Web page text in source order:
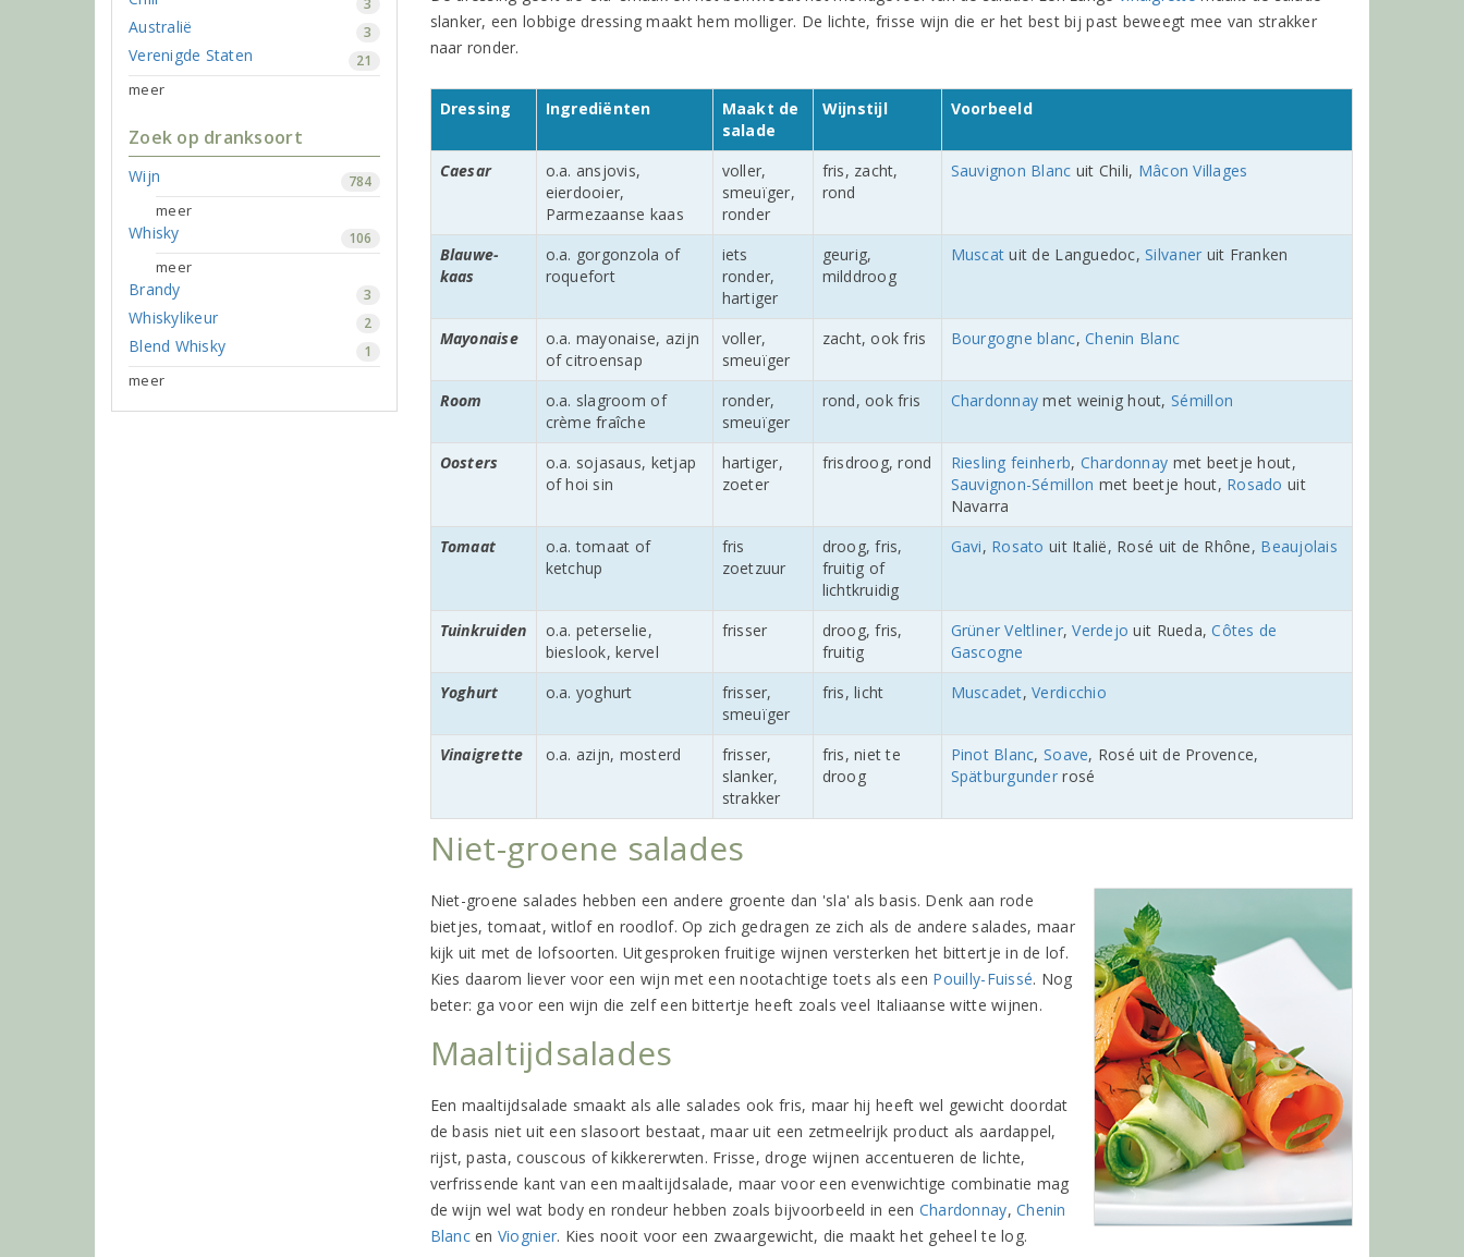
Australië 3
Verenigde Staten 21
meer
Zoek op dranksoort
Wijn 784
meer
Whisky 106
meer
Brandy 3
Whiskylikeur 2
Blend Whisky 1
meer
slanker, een lobbige dressing maakt hem molliger. De lichte, frisse wijn die er het best bij past beweegt mee van strakker
naar ronder.
Dressing Ingrediënten
Maakt de
salade
Wijnstijl Voorbeeld
Caesar
o.a. ansjovis,
eierdooier,
Parmezaanse kaas
voller,
smeuïger,
ronder
fris, zacht,
rond
Sauvignon Blanc uit Chili, Mâcon Villages
Blauwe-
kaas
o.a. gorgonzola of
roquefort
iets
ronder,
hartiger
geurig,
milddroog
Muscatuit de Languedoc, Silvaner uit Franken
Mayonaise
o.a. mayonaise, azijn
of citroensap
voller,
smeuïger
zacht, ook fris Bourgogne blanc,Chenin Blanc
Room
o.a. slagroom of
crème fraîche
ronder,
smeuïger
rond, ook fris Chardonnaymet weinig hout, Sémillon
Oosters
o.a. sojasaus, ketjap
of hoi sin
hartiger,
zoeter
frisdroog, rond Riesling feinherb, Chardonnay met beetje hout,
Sauvignon-Sémillon met beetje hout, Rosado uit
Navarra
Tomaat
o.a. tomaat of
ketchup
fris
zoetzuur
droog, fris,
fruitig of
lichtkruidig
Gavi, Rosato uit Italië, Rosé uit de Rhône, Beaujolais
Tuinkruiden
o.a. peterselie,
bieslook, kervel
frisser
droog, fris,
fruitig
Grüner Veltliner,Verdejouit Rueda,Côtes de
Gascogne
Yoghurt
o.a. yoghurt
frisser,
smeuïger
fris, licht Muscadet,Verdicchio
Vinaigrette o.a. azijn, mosterd
frisser,
slanker,
strakker
fris, niet te
droog
Pinot Blanc, Soave, Rosé uit de Provence,
Spätburgunderrosé
Niet-groene salades
Niet-groene salades hebben een andere groente dan 'sla' als basis. Denk aan rode
bietjes, tomaat, witlof en roodlof. Op zich gedragen ze zich als de andere salades, maar
kijk uit met de lofsoorten. Uitgesproken fruitige wijnen versterken het bittertje in de lof.
Kies daarom liever voor een wijn met een nootachtige toets als een Pouilly-Fuissé. Nog
beter: ga voor een wijn die zelf een bittertje heeft zoals veel Italiaanse witte wijnen.
Maaltijdsalades
Een maaltijdsalade smaakt als alle salades ook fris, maar hij heeft wel gewicht doordat
de basis niet uit een slasoort bestaat, maar uit een zetmeelrijk product als aardappel,
rijst, pasta, couscous of kikkererwten. Frisse, droge wijnen accentueren de lichte,
verfrissende kant van een maaltijdsalade, maar voor een evenwichtige combinatie mag
de wijn wel wat body en rondeur hebben zoals bijvoorbeeld in een Chardonnay,Chenin
Blancen Viognier. Kies nooit voor een zwaargewicht, die maakt het geheel te log.